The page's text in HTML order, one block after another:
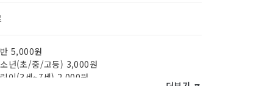
5,000원
년(초/중/고등) 3,000원
이(3세~7세) 2,000원